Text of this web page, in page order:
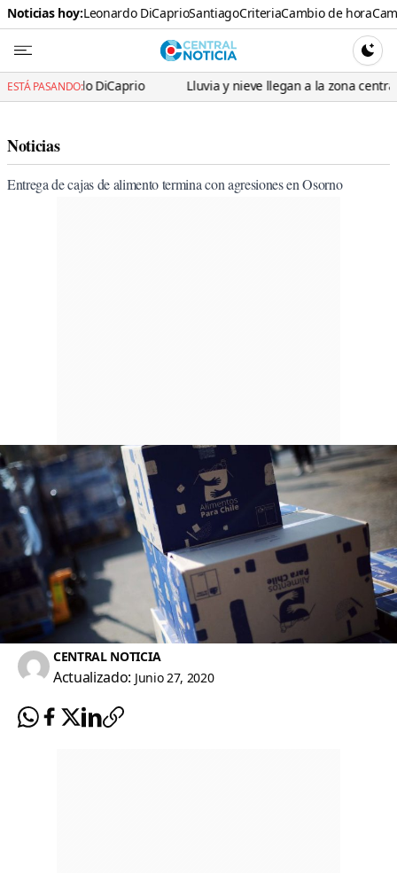
Noticias hoy:Leonardo DiCaprioSantiagoCriteriaCambio de hora
Central
ESTÁ PASANDO:
DiCaprio Lluvia y nieve llegan a la zona central:
Noticias
Entrega de cajas de alimento termina con agresiones en Osorno
CENTRAL NOTICIA
Actualizado: Junio 27, 2020